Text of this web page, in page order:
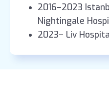
2016–2023
Nightingale
2023– Liv